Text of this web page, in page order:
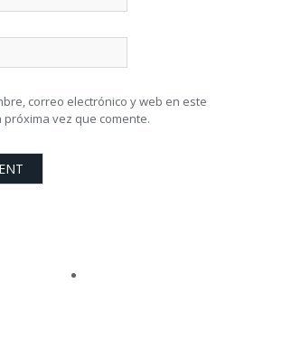
correo electrónico y web en este
vez que comente.